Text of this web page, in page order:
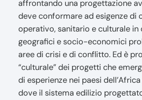
affrontando una progettazione
deve conformare ad esigenze di
operativo, sanitario e culturale in
geografici e socio-economici
aree di crisi e di conflitto. Ed è
“culturale” dei progetti che
di esperienze nei paesi
dove il sistema edilizio